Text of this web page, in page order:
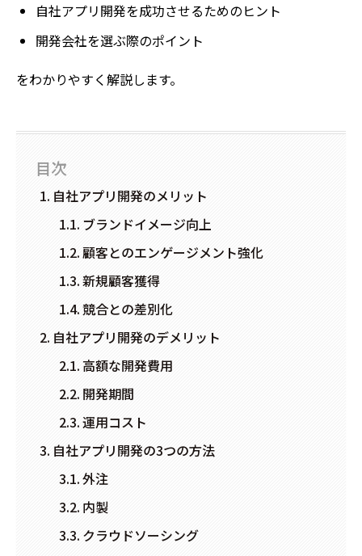
自社アプリ開発を成功させるためのヒント
開発会社を選ぶ際のポイント
をわかりやすく解説します。
目次
自社アプリ開発のメリット
ブランドイメージ向上
顧客とのエンゲージメント強化
新規顧客獲得
競合との差別化
自社アプリ開発のデメリット
高額な開発費用
開発期間
運用コスト
自社アプリ開発の3つの方法
外注
内製
クラウドソーシング